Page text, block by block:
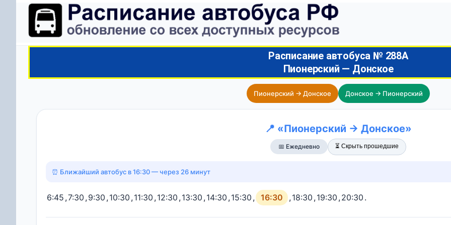
Расписание автобуса № 288А
Пионерский — Донское
Пионерский → Донское Донское → Пионерский
📍 «Пионерский → Донское»
📅 Ежедневно ⏳ Скрыть прошедшие
⏰ Ближайший автобус в 16:30 — через 26 минут
6:45 ,7:30 ,9:30 ,10:30 ,11:30 ,12:30 ,13:30 ,14:30 ,15:30 , 16:30 ,18:30 ,19:30 ,20:30 .